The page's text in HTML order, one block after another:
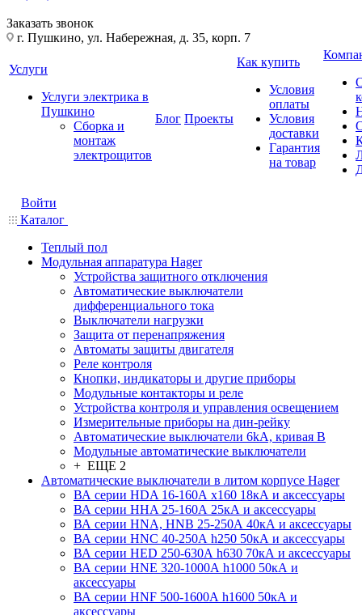
Заказать звонок
г. Пушкино, ул. Набережная, д. 35, корп. 7
Услуги
Услуги электрика в
Пушкино
Сборка и
монтаж
электрощитов
Блог Проекты
Как купить
Условия
оплаты
Условия
доставки
Гарантия
на товар
Войти
Каталог
Теплый пол
Модульная аппаратура Hager
Устройства защитного отключения
Автоматические выключатели
дифференциального тока
Выключатели нагрузки
Защита от перенапряжения
Автоматы защиты двигателя
Реле контроля
Кнопки, индикаторы и другие приборы
Модульные контакторы и реле
Устройства контроля и управления освещением
Измерительные приборы на дин-рейку
Автоматические выключатели 6kA, кривая В
Модульные автоматические выключатели
+ ЕЩЕ 2
Автоматические выключатели в литом корпусе Hager
ВА серии HDA 16-160А x160 18кА и аксессуары
ВА серии HHA 25-160А 25кА и аксессуары
ВА серии HNA, HNB 25-250А 40кА и аксессуары
ВА серии HNC 40-250А h250 50кА и аксессуары
ВА серии HED 250-630А h630 70кА и аксессуары
ВА серии HNE 320-1000А h1000 50кА и
аксессуары
ВА серии HNF 500-1600А h1600 50кА и
аксессуары